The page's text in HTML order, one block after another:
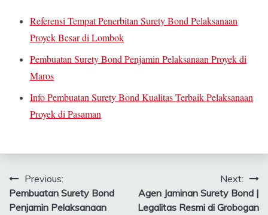
Referensi Tempat Penerbitan Surety Bond Pelaksanaan
Proyek Besar di Lombok
Pembuatan Surety Bond Penjamin Pelaksanaan Proyek di
Maros
Info Pembuatan Surety Bond Kualitas Terbaik Pelaksanaan
Proyek di Pasaman
Navigasi
pos
Previous:
Pembuatan Surety Bond
Penjamin Pelaksanaan
Next:
Agen Jaminan Surety Bond |
Legalitas Resmi di Grobogan